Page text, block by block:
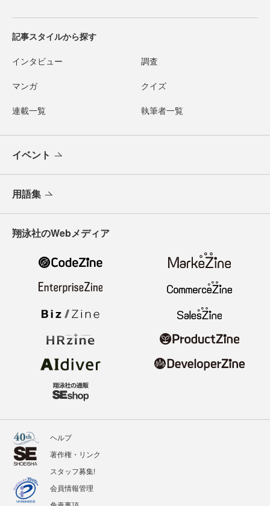
記事スタイルから探す
インタビュー 調査
マンガ クイズ
連載一覧 執筆者一覧
イベント
用語集
翔泳社のWebメディア
ヘルプ
著作権・リンク
スタッフ募集!
会員情報管理